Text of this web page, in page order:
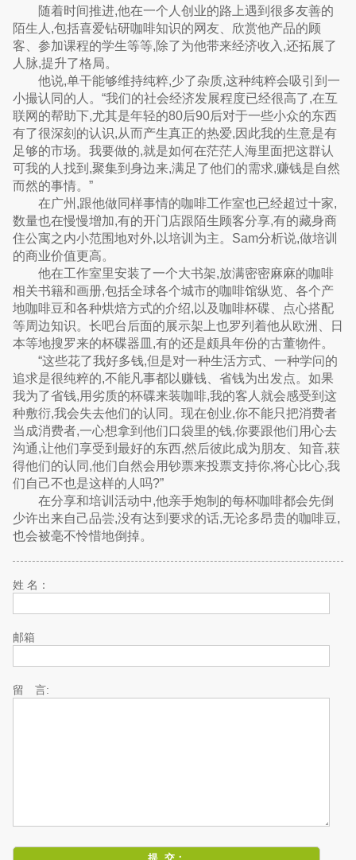
随着时间推进,他在一个人创业的路上遇到很多友善的
陌生人,包括喜爱钻研咖啡知识的网友、欣赏他产品的顾
客、参加课程的学生等等,除了为他带来经济收入,还拓展了
人脉,提升了格局。
他说,单干能够维持纯粹,少了杂质,这种纯粹会吸引到一
小撮认同的人。“我们的社会经济发展程度已经很高了,在互
联网的帮助下,尤其是年轻的80后90后对于一些小众的东西
有了很深刻的认识,从而产生真正的热爱,因此我的生意是有
足够的市场。我要做的,就是如何在茫茫人海里面把这群认
可我的人找到,聚集到身边来,满足了他们的需求,赚钱是自然
而然的事情。”
在广州,跟他做同样事情的咖啡工作室也已经超过十家,
数量也在慢慢增加,有的开门店跟陌生顾客分享,有的藏身商
住公寓之内小范围地对外,以培训为主。Sam分析说,做培训
的商业价值更高。
他在工作室里安装了一个大书架,放满密密麻麻的咖啡
相关书籍和画册,包括全球各个城市的咖啡馆纵览、各个产
地咖啡豆和各种烘焙方式的介绍,以及咖啡杯碟、点心搭配
等周边知识。长吧台后面的展示架上也罗列着他从欧洲、日
本等地搜罗来的杯碟器皿,有的还是颇具年份的古董物件。
“这些花了我好多钱,但是对一种生活方式、一种学问的
追求是很纯粹的,不能凡事都以赚钱、省钱为出发点。如果
我为了省钱,用劣质的杯碟来装咖啡,我的客人就会感受到这
种敷衍,我会失去他们的认同。现在创业,你不能只把消费者
当成消费者,一心想拿到他们口袋里的钱,你要跟他们用心去
沟通,让他们享受到最好的东西,然后彼此成为朋友、知音,获
得他们的认同,他们自然会用钞票来投票支持你,将心比心,我
们自己不也是这样的人吗?”
在分享和培训活动中,他亲手炮制的每杯咖啡都会先倒
少许出来自己品尝,没有达到要求的话,无论多昂贵的咖啡豆,
也会被毫不怜惜地倒掉。
姓 名：
邮箱
留 言: